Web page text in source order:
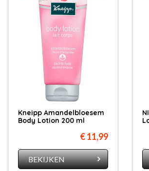
Kneipp Amandelbloesem
Body Lotion 200 ml
€ 11,99
BEKIJKEN